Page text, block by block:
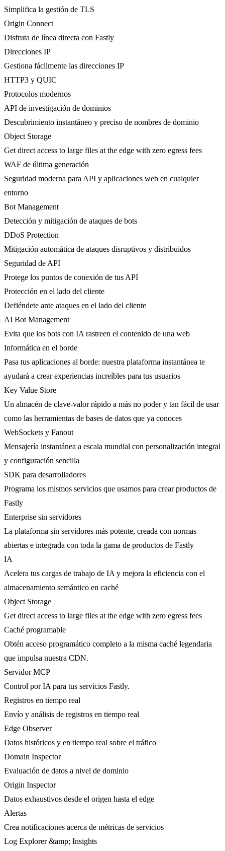
Simplifica la gestión de TLS
Origin Connect
Disfruta de línea directa con Fastly
Direcciones IP
Gestiona fácilmente las direcciones IP
HTTP3 y QUIC
Protocolos modernos
API de investigación de dominios
Descubrimiento instantáneo y preciso de nombres de dominio
Object Storage
Get direct access to large files at the edge with zero egress fees
WAF de última generación
Seguridad moderna para API y aplicaciones web en cualquier
entorno
Bot Management
Detección y mitigación de ataques de bots
DDoS Protection
Mitigación automática de ataques disruptivos y distribuidos
Seguridad de API
Protege los puntos de conexión de tus API
Protección en el lado del cliente
Defiéndete ante ataques en el lado del cliente
AI Bot Management
Evita que los bots con IA rastreen el contenido de una web
Informática en el borde
Pasa tus aplicaciones al borde: nuestra plataforma instantánea te
ayudará a crear experiencias increíbles para tus usuarios
Key Value Store
Un almacén de clave-valor rápido a más no poder y tan fácil de usar
como las herramientas de bases de datos que ya conoces
WebSockets y Fanout
Mensajería instantánea a escala mundial con personalización integral
y configuración sencilla
SDK para desarrolladores
Programa los mismos servicios que usamos para crear productos de
Fastly
Enterprise sin servidores
La plataforma sin servidores más potente, creada con normas
abiertas e integrada con toda la gama de productos de Fastly
IA
Acelera tus cargas de trabajo de IA y mejora la eficiencia con el
almacenamiento semántico en caché
Object Storage
Get direct access to large files at the edge with zero egress fees
Caché programable
Obtén acceso programático completo a la misma caché legendaria
que impulsa nuestra CDN.
Servidor MCP
Control por IA para tus servicios Fastly.
Registros en tiempo real
Envío y análisis de registros en tiempo real
Edge Observer
Datos históricos y en tiempo real sobre el tráfico
Domain Inspector
Evaluación de datos a nivel de dominio
Origin Inspector
Datos exhaustivos desde el origen hasta el edge
Alertas
Crea notificaciones acerca de métricas de servicios
Log Explorer &amp; Insights